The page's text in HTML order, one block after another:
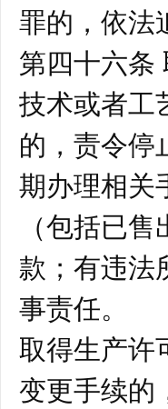
罪的，依法
第四十六条
技术或者工
的，责令停
期办理相关
（包括已
款；有违法
事责任。
取得生产许
变更手续的